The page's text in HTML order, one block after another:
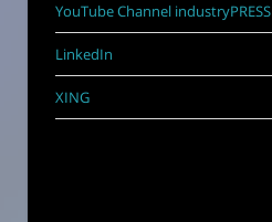
YouTube Channel industryPRESS
LinkedIn
XING